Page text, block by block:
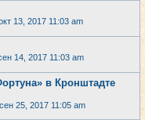
13, 2017 11:03 am
14, 2017 11:03 am
в Кронштадте
25, 2017 11:05 am